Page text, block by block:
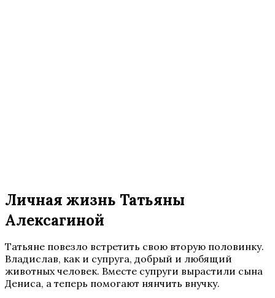
Личная жизнь Татьяны
Алексагиной
Татьяне повезло встретить свою вторую половинку.
Владислав, как и супруга, добрый и любящий
животных человек. Вместе супруги вырастили сына
Дениса, а теперь помогают нянчить внучку.